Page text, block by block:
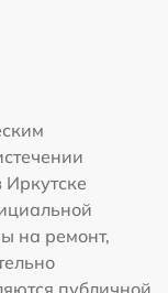
на ремонт,
публичной